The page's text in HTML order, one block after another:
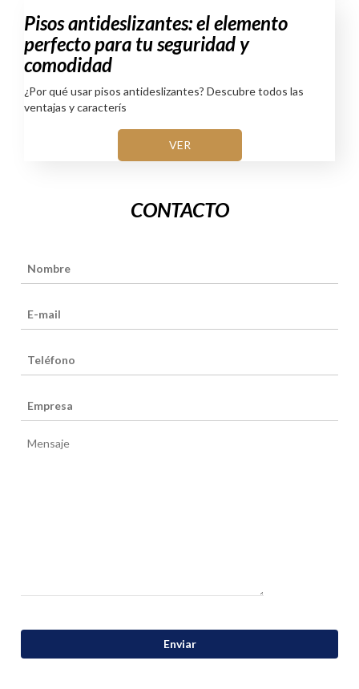
Pisos antideslizantes: el elemento
perfecto para tu seguridad y
comodidad
¿Por qué usar pisos antideslizantes? Descubre todos las
ventajas y caracterís
VER
CONTACTO